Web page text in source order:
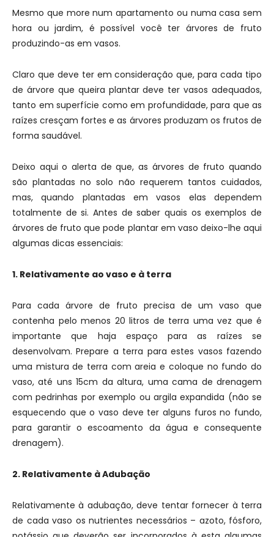
Mesmo que more num apartamento ou numa casa sem
hora ou jardim, é possível você ter árvores de fruto
produzindo-as em vasos.
Claro que deve ter em consideração que, para cada tipo
de árvore que queira plantar deve ter vasos adequados,
tanto em superfície como em profundidade, para que as
raízes cresçam fortes e as árvores produzam os frutos de
forma saudável.
Deixo aqui o alerta de que, as árvores de fruto quando
são plantadas no solo não requerem tantos cuidados,
mas, quando plantadas em vasos elas dependem
totalmente de si. Antes de saber quais os exemplos de
árvores de fruto que pode plantar em vaso deixo-lhe aqui
algumas dicas essenciais:
1. Relativamente ao vaso e à terra
Para cada árvore de fruto precisa de um vaso que
contenha pelo menos 20 litros de terra uma vez que é
importante que haja espaço para as raízes se
desenvolvam. Prepare a terra para estes vasos fazendo
uma mistura de terra com areia e coloque no fundo do
vaso, até uns 15cm da altura, uma cama de drenagem
com pedrinhas por exemplo ou argila expandida (não se
esquecendo que o vaso deve ter alguns furos no fundo,
para garantir o escoamento da água e consequente
drenagem).
2. Relativamente à Adubação
Relativamente à adubação, deve tentar fornecer à terra
de cada vaso os nutrientes necessários – azoto, fósforo,